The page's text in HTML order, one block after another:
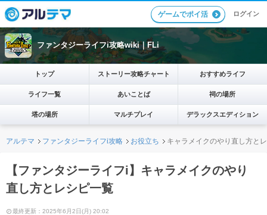
ゲームでポイ活 ログイン
ファンタジーライフi攻略wiki｜FLi
トップ ストーリー攻略チャート おすすめライフ
ライフ一覧 あいことば 祠の場所
塔の場所 マルチプレイ デラックスエディション
アルテマ ファンタジーライフi攻略 お役立ち キャラメイクのやり直し方と
【ファンタジーライフi】キャラメイクのやり
直し方とレシピ一覧
最終更新：2025年6月2日(月) 20:02